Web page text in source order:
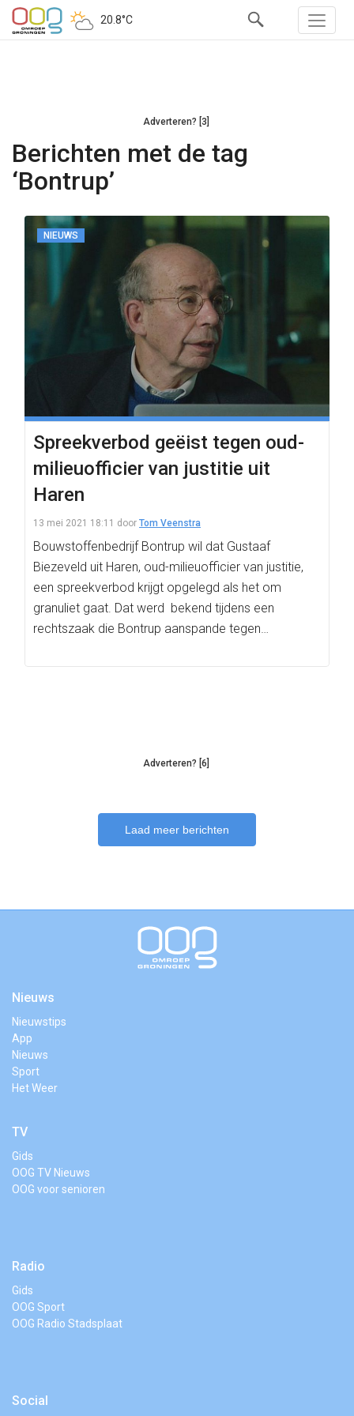
20.8°C
Adverteren? [3]
Berichten met de tag
‘Bontrup’
NIEUWS
Spreekverbod geëist tegen oud-
milieuofficier van justitie uit
Haren
13 mei 2021 18:11 door Tom Veenstra
Bouwstoffenbedrijf Bontrup wil dat Gustaaf
Biezeveld uit Haren, oud-milieuofficier van justitie,
een spreekverbod krijgt opgelegd als het om
granuliet gaat. Dat werd bekend tijdens een
rechtszaak die Bontrup aanspande tegen…
Adverteren? [6]
Laad meer berichten
Nieuws
Nieuwstips
App
Nieuws
Sport
Het Weer
TV
Gids
OOG TV Nieuws
OOG voor senioren
Radio
Gids
OOG Sport
OOG Radio Stadsplaat
Social